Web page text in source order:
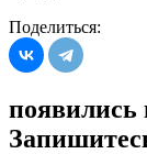
Поделиться:
появились